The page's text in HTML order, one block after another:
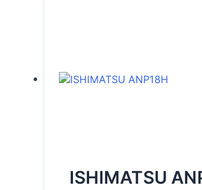
ISHIMATSU